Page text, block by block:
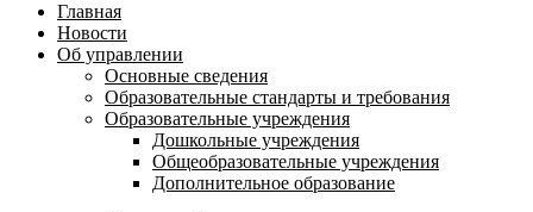
Главная
Новости
Об управлении
Основные сведения
Образовательные стандарты и требования
Образовательные учреждения
Дошкольные учреждения
Общеобразовательные учреждения
Дополнительное образование